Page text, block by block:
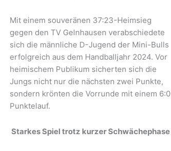
Mit einem souveränen 37:23-Heimsieg
gegen den TV Gelnhausen verabschiedete
sich die männliche D-Jugend der Mini-Bulls
erfolgreich aus dem Handballjahr 2024. Vor
heimischem Publikum sicherten sich die
Jungs nicht nur die nächsten zwei Punkte,
sondern krönten die Vorrunde mit einem 6:0
Punktelauf.
Starkes Spiel trotz kurzer Schwächephase